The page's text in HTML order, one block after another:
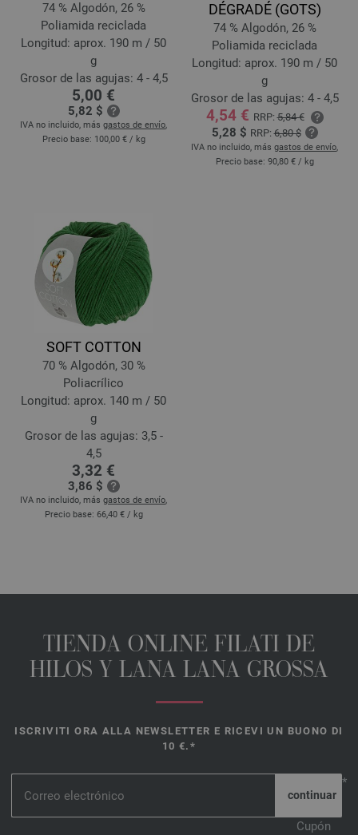
74 % Algodón, 26 %
Poliamida reciclada
Longitud: aprox. 190 m / 50
g
Grosor de las agujas: 4 - 4,5
5,00 €
5,82 $
IVA no incluido, más gastos de envío,
Precio base: 100,00 € / kg
DÉGRADÉ (GOTS)
74 % Algodón, 26 %
Poliamida reciclada
Longitud: aprox. 190 m / 50
g
Grosor de las agujas: 4 - 4,5
4,54 € RRP:5,84 €
5,28 $ RRP:6,80 $
IVA no incluido, más gastos de envío,
Precio base: 90,80 € / kg
SOFT COTTON
70 % Algodón, 30 %
Poliacrílico
Longitud: aprox. 140 m / 50
g
Grosor de las agujas: 3,5 -
4,5
3,32 €
3,86 $
IVA no incluido, más gastos de envío,
Precio base: 66,40 € / kg
TIENDA ONLINE FILATI DE
HILOS Y LANA LANA GROSSA
ISCRIVITI ORA ALLA NEWSLETTER E RICEVI UN BUONO DI
10 €.*
*
Cupón